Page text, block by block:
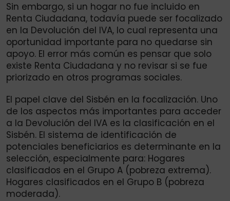
Sin embargo, si un hogar no fue incluido en
Renta Ciudadana, todavía puede ser focalizado
en la Devolución del IVA, lo cual representa una
oportunidad importante para no quedarse sin
apoyo. El error más común es pensar que solo
existe Renta Ciudadana y no revisar si se fue
priorizado en otros programas sociales.
El papel clave del Sisbén en la focalización. Uno
de los aspectos más importantes para acceder
a la Devolución del IVA es la clasificación en el
Sisbén. El sistema de identificación de
potenciales beneficiarios es determinante en la
selección, especialmente para: Hogares
clasificados en el Grupo A (pobreza extrema).
Hogares clasificados en el Grupo B (pobreza
moderada).